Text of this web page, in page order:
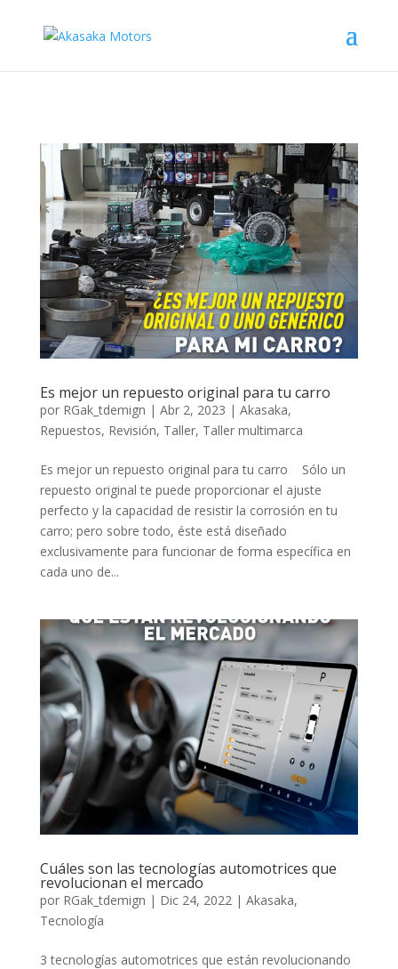
Es mejor un repuesto original para tu carro
por RGak_tdemign | Abr 2, 2023 | Akasaka,
Repuestos, Revisión, Taller, Taller multimarca
Es mejor un repuesto original para tu carro Sólo un
repuesto original te puede proporcionar el ajuste
perfecto y la capacidad de resistir la corrosión en tu
carro; pero sobre todo, éste está diseñado
exclusivamente para funcionar de forma específica en
cada uno de...
Cuáles son las tecnologías automotrices que
revolucionan el mercado
por RGak_tdemign | Dic 24, 2022| Akasaka,
Tecnología
3 tecnologías automotrices que están revolucionando